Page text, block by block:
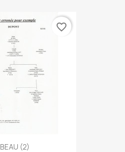
BEAU (2)
favorite_border